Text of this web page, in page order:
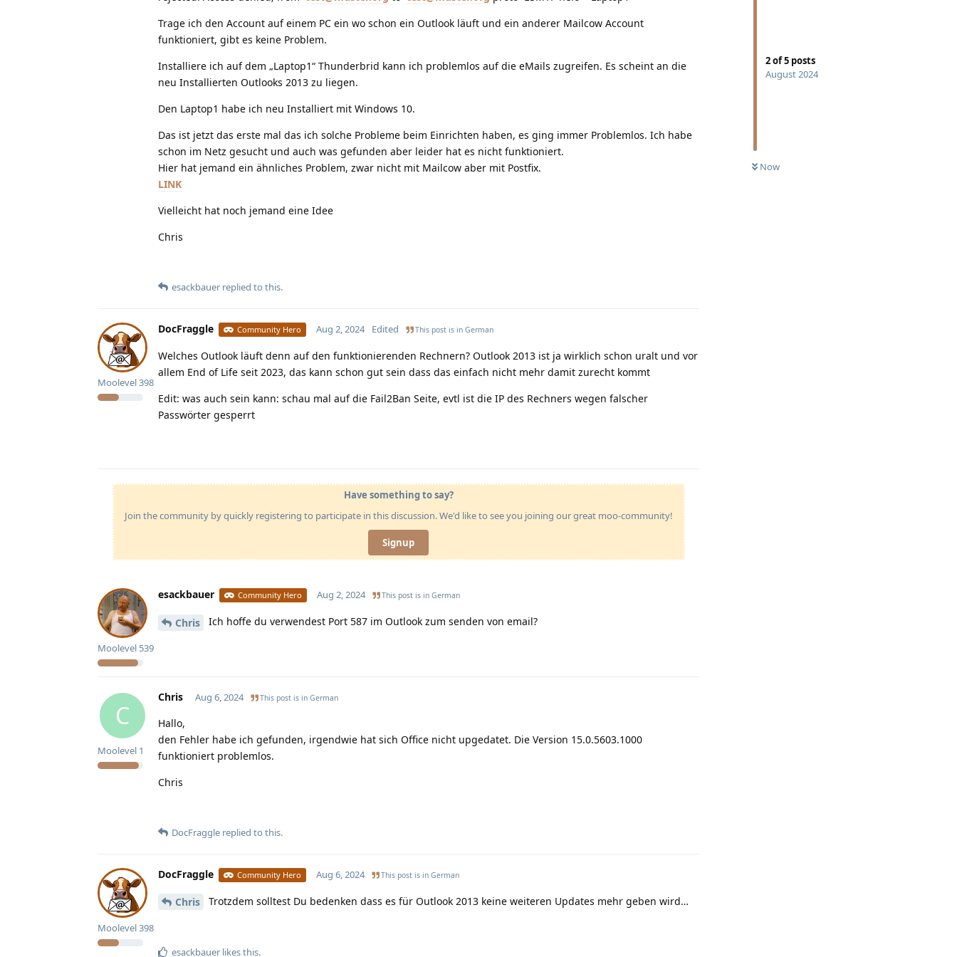
2of5 posts
August 2024
Now
Trage ich den Account auf einem PC ein wo schon ein Outlook läuft und ein anderer Mailcow Account
funktioniert, gibt es keine Problem.
Installiere ich auf dem „Laptop1“ Thunderbrid kann ich problemlos auf die eMails zugreifen. Es scheint an die
neu Installierten Outlooks 2013 zu liegen.
Den Laptop1 habe ich neu Installiert mit Windows 10.
Das ist jetzt das erste mal das ich solche Probleme beim Einrichten haben, es ging immer Problemlos. Ich habe
schon im Netz gesucht und auch was gefunden aber leider hat es nicht funktioniert.
Hier hat jemand ein ähnliches Problem, zwar nicht mit Mailcow aber mit Postfix.
LINK
Vielleicht hat noch jemand eine Idee
Chris
esackbauer replied to this.
DocFraggle Community Hero
Moolevel398
Aug 2, 2024 Edited This post is in German
Welches Outlook läuft denn auf den funktionierenden Rechnern? Outlook 2013 ist ja wirklich schon uralt und vor
allem End of Life seit 2023, das kann schon gut sein dass das einfach nicht mehr damit zurecht kommt
Edit: was auch sein kann: schau mal auf die Fail2Ban Seite, evtl ist die IP des Rechners wegen falscher
Passwörter gesperrt
Have something to say?
Join the community by quickly registering to participate in this discussion. We'd like to see you joining our great moo-community!
Signup
esackbauer Community Hero
Moolevel 539
Aug 2, 2024 This post is in German
Chris Ich hoffe du verwendest Port 587 im Outlook zum senden von email?
C
Chris
Moolevel 1
Aug 6, 2024 This post is in German
Hallo,
den Fehler habe ich gefunden, irgendwie hat sich Office nicht upgedatet. Die Version 15.0.5603.1000
funktioniert problemlos.
Chris
DocFraggle replied to this.
DocFraggle Community Hero
Moolevel398
Aug 6, 2024 This post is in German
Chris Trotzdem solltest Du bedenken dass es für Outlook 2013 keine weiteren Updates mehr geben wird…
esackbauer likes this.